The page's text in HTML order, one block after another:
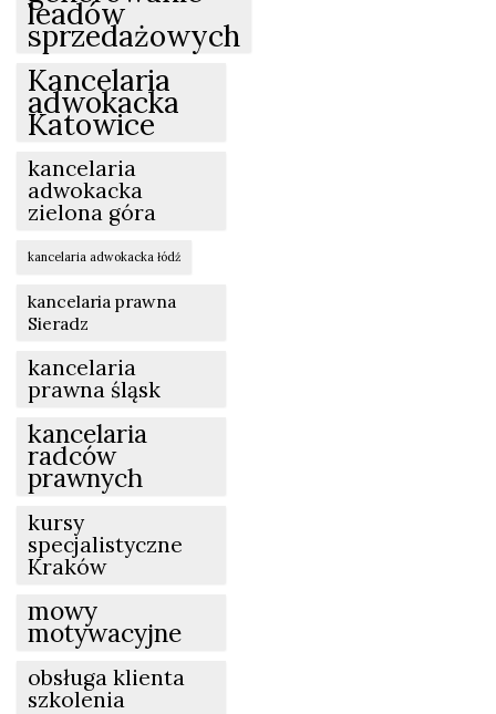
leadów
sprzedażowych
Kancelaria
adwokacka
Katowice
kancelaria
adwokacka
zielona góra
kancelaria adwokacka łódź
kancelaria prawna
Sieradz
kancelaria
prawna śląsk
kancelaria
radców
prawnych
kursy
specjalistyczne
Kraków
mowy
motywacyjne
obsługa klienta
szkolenia